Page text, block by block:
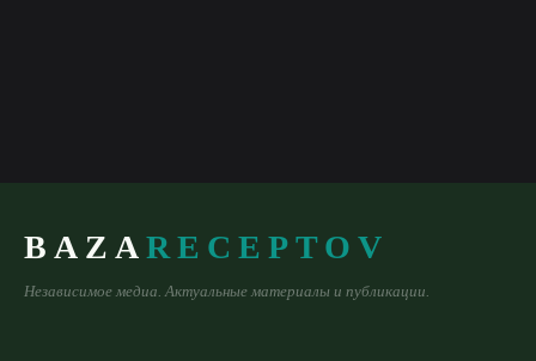
BAZARECEPTOV
Независимое медиа. Актуальные материалы и публикации.